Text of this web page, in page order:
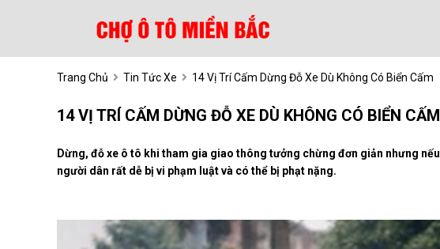
Trang Chủ Tin Tức Xe 14 Vị Trí Cấm Dừng Đỗ Xe Dù Không Có Biển Cấm
14 VỊ TRÍ CẤM DỪNG ĐỖ XE DÙ KHÔNG CÓ BIỂN CẤM
Dừng, đỗ xe ô tô khi tham gia giao thông tưởng chừng đơn giản nhưng
người dân rất dễ bị vi phạm luật và có thể bị phạt nặng.